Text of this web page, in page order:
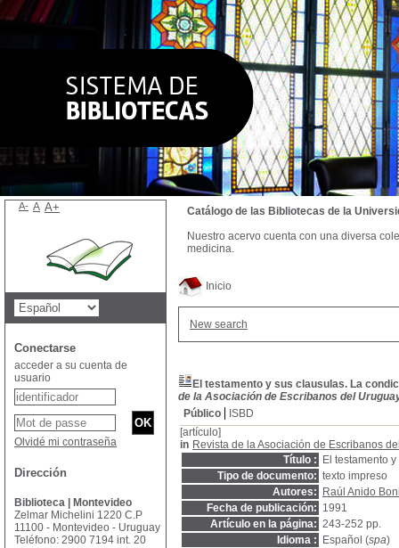
Inicio
New search
El testamento y sus clausulas. La
de la Asociación de Escribanos del
Público
ISBD
[artículo]
in Revista de la Asociación de Escribanos
Título :
El testamento
Tipo de documento: texto impreso
Autores:
Raúl Anido
Fecha de publicación: 1991
Artículo en la página: 243-252 pp.
Idioma :
Español (spa)
Catálogo de las Bibliotecas de la
Nuestro acervo cuenta con una diversa
medicina.
A- A A+
Conectarse
acceder a su cuenta de
usuario
Olvidé mi contraseña
Dirección
Biblioteca | Montevideo
Zelmar Michelini 1220 C.P
11100 - Montevideo - Uruguay
Teléfono: 2900 7194 int. 20